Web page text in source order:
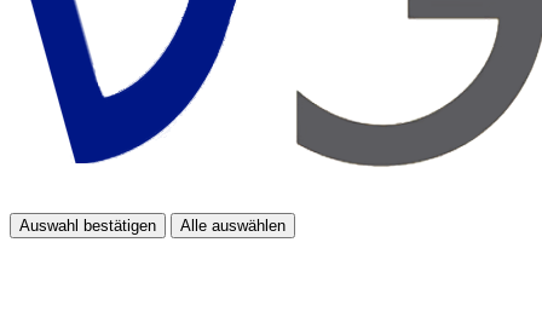
Auswahl bestätigen Alle auswählen